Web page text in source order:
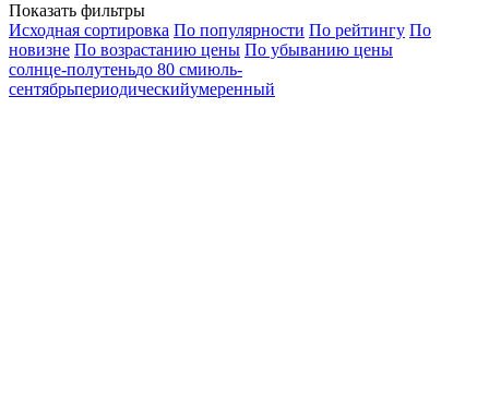
Показать фильтры
Исходная сортировка По популярности По рейтингу По
новизне По возрастанию цены По убыванию цены
солнце-полутеньдо 80 смиюль-
сентябрьпериодическийумеренный